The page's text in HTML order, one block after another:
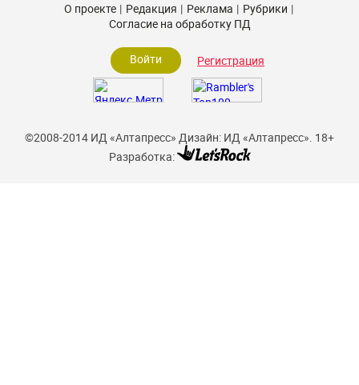
©2008-2014 ИД «Алтапресс» Дизайн: ИД «Алтапресс». 18+
Разработка:
О проекте Редакция Реклама
Рубрики
Согласие на обработку ПД
Войти Регистрация